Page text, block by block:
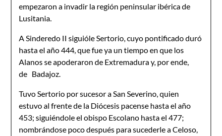
empezaron a invadir la región peninsular ibérica de
Lusitania.
A Sinderedo II siguióle Sertorio, cuyo pontificado duró
hasta el año 444, que fue ya un tiempo en que los
Alanos se apoderaron de Extremadura y, por ende,
de Badajoz.
Tuvo Sertorio por sucesor a San Severino, quien
estuvo al frente de la Diócesis pa­cense hasta el año
453; siguiéndole el obispo Escolano hasta el 477;
nombrándose poco después para sucederle a Celoso,